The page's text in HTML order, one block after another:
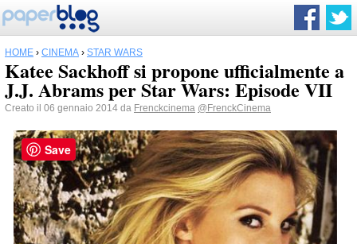
HOME › CINEMA › STAR WARS
Katee Sackhoff si propone ufficialmente a
J.J. Abrams per Star Wars: Episode VII
Creato il 06 gennaio 2014 da Frenckcinema @FrenckCinema
Save